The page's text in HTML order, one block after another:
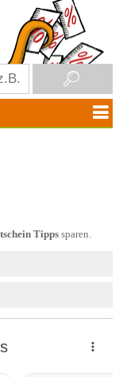
Tippssparen.